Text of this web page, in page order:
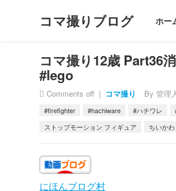
コマ撮りブログ ホー
コマ撮り12歳 Part36
#lego
Comments off | コマ撮り By管理
#firefighter #hachiware #ハチワレ
ストップモーション フィギュア
ちいかわ
にほんブログ村